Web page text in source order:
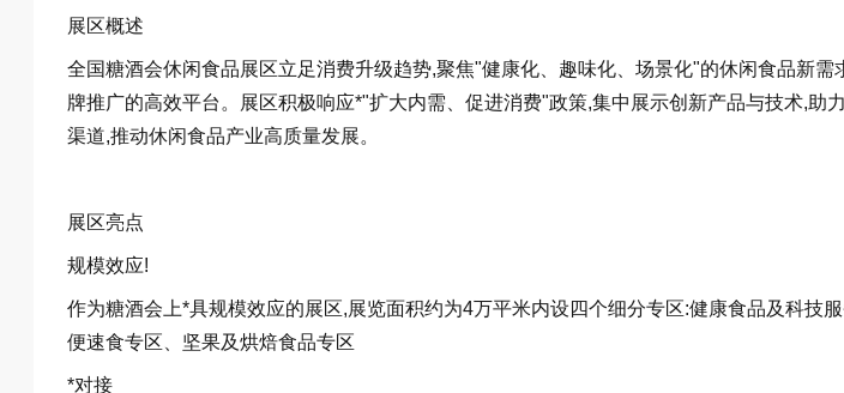
展区概述
全国糖酒会休闲食品展区立足消费升级趋势,聚焦"健康化、趣味化、场景化"的休闲食品新需
牌推广的高效平台。展区积极响应*"扩大内需、促进消费"政策,集中展示创新产品与技术,助
渠道,推动休闲食品产业高质量发展。
展区亮点
规模效应!
作为糖酒会上*具规模效应的展区,展览面积约为4万平米内设四个细分专区:健康食品及科技
便速食专区、坚果及烘焙食品专区
*对接